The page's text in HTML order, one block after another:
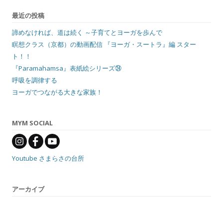
最近の投稿
諦めなければ、道は続く ～子育てとヨーガを歩んで
瞑想クラス（京都）の動画配信 『ヨーガ・スートラ』編 スター
ト！！
『Paramahamsa』表紙絵シリーズ㉔
呼吸を調律する
ヨーガでつながる大きな家族！
MYM SOCIAL
Youtube さまらさの台所
アーカイブ